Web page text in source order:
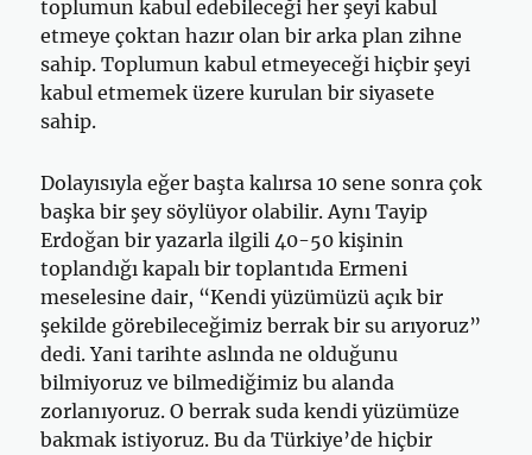
toplumun kabul edebileceği her şeyi kabul
etmeye çoktan hazır olan bir arka plan zihne
sahip. Toplumun kabul etmeyeceği hiçbir şeyi
kabul etmemek üzere kurulan bir siyasete
sahip.
Dolayısıyla eğer başta kalırsa 10 sene sonra çok
başka bir şey söylüyor olabilir. Aynı Tayip
Erdoğan bir yazarla ilgili 40-50 kişinin
toplandığı kapalı bir toplantıda Ermeni
meselesine dair, “Kendi yüzümüzü açık bir
şekilde görebileceğimiz berrak bir su arıyoruz”
dedi. Yani tarihte aslında ne olduğunu
bilmiyoruz ve bilmediğimiz bu alanda
zorlanıyoruz. O berrak suda kendi yüzümüze
bakmak istiyoruz. Bu da Türkiye’de hiçbir